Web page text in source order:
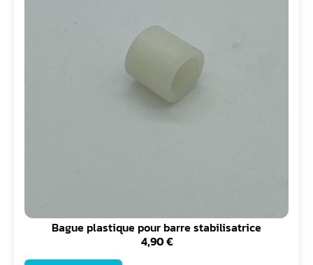
Bague plastique pour barre stabilisatrice
4,90€